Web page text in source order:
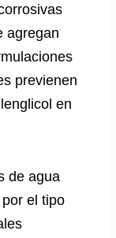
agregan
previenen
en
de agua
el tipo